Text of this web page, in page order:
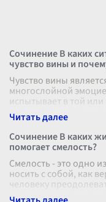
Сочинение В каких
чувство вины и
Чувство вины
многослойной
испытывает в той
жизни. Это чувство
Сочинение В каких
помогает смелость?
Смелость - это одно
носить с собой, как
человеку
жизненном пути и